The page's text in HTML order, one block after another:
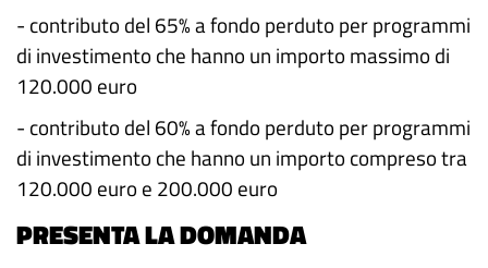
- contributo del 65% a fondo perduto per programmi
di investimento che hanno un importo massimo di
120.000 euro
- contributo del 60% a fondo perduto per programmi
di investimento che hanno un importo compreso tra
120.000 euro e 200.000 euro
PRESENTA LA DOMANDA